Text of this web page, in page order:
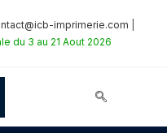
imprimerie.com
du 3 au 21 Aout 2026